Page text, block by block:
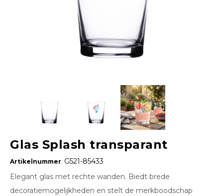
Glas Splash transparant
Artikelnummer: G521-85433
Elegant glas met rechte wanden. Biedt brede
decoratiemogelijkheden en stelt de merkboodschap